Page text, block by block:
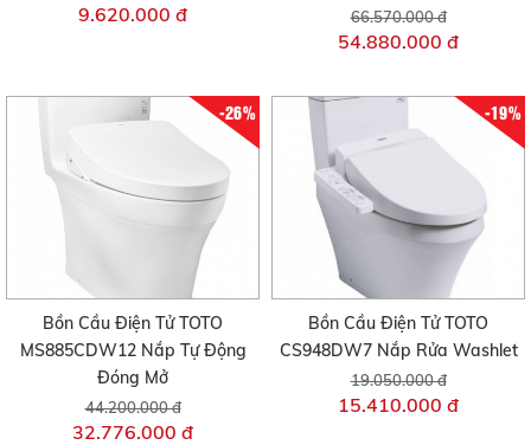
9.620.000 đ 66.570.000 đ
54.880.000 đ
-26%
Bồn Cầu Điện Tử TOTO
MS885CDW12 Nắp Tự Động
Đóng Mở
44.200.000 đ
32.776.000 đ
-19%
Bồn Cầu Điện Tử TOTO
CS948DW7 Nắp Rửa Washlet
19.050.000 đ
15.410.000 đ